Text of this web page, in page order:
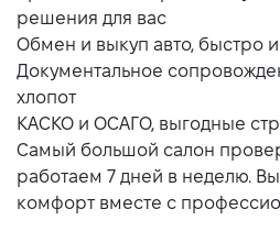
решения для вас
Обмен и выкуп авто, быстро
Документальное
хлопот
КАСКО и ОСАГО, выгодные
Самый большой салон
работаем 7 дней в неделю.
комфорт вместе с